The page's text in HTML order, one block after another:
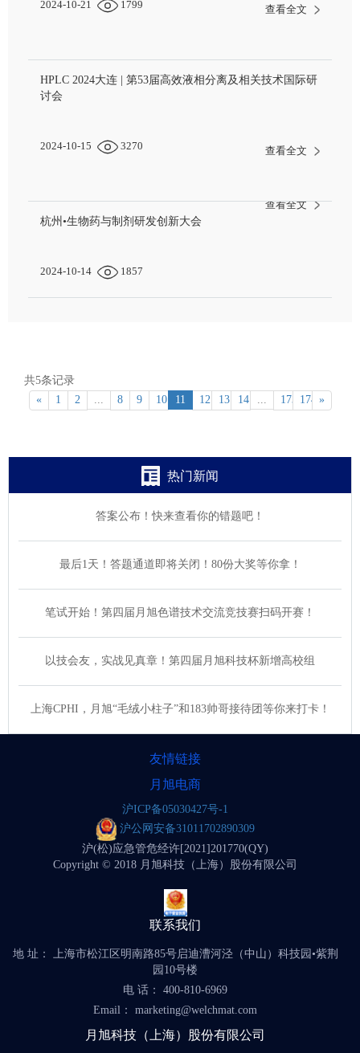
2024-10-21 1799 查看全文
HPLC 2024大连 | 第53届高效液相分离及相关技术国际研
讨会
2024-10-15 3270 查看全文
杭州•生物药与制剂研发创新大会
2024-10-14 1857
查看全文
共5条记录
«
1 2 8 9 10 11 12 13 14 173 174 »
热门新闻
答案公布！快来查看你的错题吧！
最后1天！答题通道即将关闭！80份大奖等你拿！
笔试开始！第四届月旭色谱技术交流竞技赛扫码开赛！
以技会友，实战见真章！第四届月旭科技杯新增高校组
上海CPHI，月旭“毛绒小柱子”和183帅哥接待团等你来打卡！
友情链接
月旭电商
沪ICP备05030427号-1
沪公网安备31011702890309
沪(松)应急管危经许[2021]201770(QY)
Copyright © 2018 月旭科技（上海）股份有限公司
联系我们
地 址： 上海市松江区明南路85号启迪漕河泾（中山）科技园•紫荆
园10号楼
电 话： 400-810-6969
Email： marketing@welchmat.com
月旭科技（上海）股份有限公司